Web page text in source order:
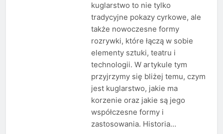
kuglarstwo to nie tylko
tradycyjne pokazy cyrkowe, ale
także nowoczesne formy
rozrywki, które łączą w sobie
elementy sztuki, teatru i
technologii. W artykule tym
przyjrzymy się bliżej temu, czym
jest kuglarstwo, jakie ma
korzenie oraz jakie są jego
współczesne formy i
zastosowania. Historia…